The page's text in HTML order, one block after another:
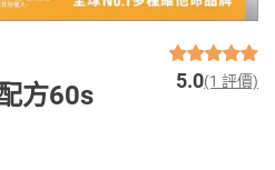
方60s 5.0(1 評價)